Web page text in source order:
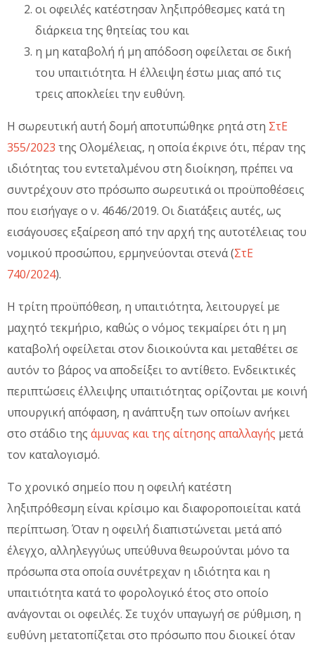
οι οφειλές κατέστησαν ληξιπρόθεσμες κατά τη
διάρκεια της θητείας του και
η μη καταβολή ή μη απόδοση οφείλεται σε δική
του υπαιτιότητα. Η έλλειψη έστω μιας από τις
τρεις αποκλείει την ευθύνη.
Η σωρευτική αυτή δομή αποτυπώθηκε ρητά στη ΣτΕ
355/2023 της Ολομέλειας, η οποία έκρινε ότι, πέραν της
ιδιότητας του εντεταλμένου στη διοίκηση, πρέπει να
συντρέχουν στο πρόσωπο σωρευτικά οι προϋποθέσεις
που εισήγαγε ο ν. 4646/2019. Οι διατάξεις αυτές, ως
εισάγουσες εξαίρεση από την αρχή της αυτοτέλειας του
νομικού προσώπου, ερμηνεύονται στενά (ΣτΕ
740/2024).
Η τρίτη προϋπόθεση, η υπαιτιότητα, λειτουργεί με
μαχητό τεκμήριο, καθώς ο νόμος τεκμαίρει ότι η μη
καταβολή οφείλεται στον διοικούντα και μεταθέτει σε
αυτόν το βάρος να αποδείξει το αντίθετο. Ενδεικτικές
περιπτώσεις έλλειψης υπαιτιότητας ορίζονται με κοινή
υπουργική απόφαση, η ανάπτυξη των οποίων ανήκει
στο στάδιο της άμυνας και της αίτησης απαλλαγής μετά
τον καταλογισμό.
Το χρονικό σημείο που η οφειλή κατέστη
ληξιπρόθεσμη είναι κρίσιμο και διαφοροποιείται κατά
περίπτωση. Όταν η οφειλή διαπιστώνεται μετά από
έλεγχο, αλληλεγγύως υπεύθυνα θεωρούνται μόνο τα
πρόσωπα στα οποία συνέτρεχαν η ιδιότητα και η
υπαιτιότητα κατά το φορολογικό έτος στο οποίο
ανάγονται οι οφειλές. Σε τυχόν υπαγωγή σε ρύθμιση, η
ευθύνη μετατοπίζεται στο πρόσωπο που διοικεί όταν